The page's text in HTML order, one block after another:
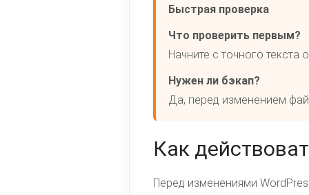
Быстрая проверка
Что проверить первым?
Начните с точного
Нужен ли бэкап?
Да, перед изменением
Как
Перед изменениями